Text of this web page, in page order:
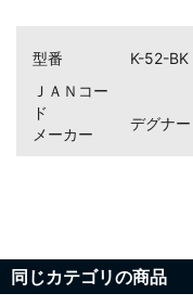
型番
K-52-BK
ＪＡＮコー
ド
メーカー
デグナー
同じカテゴリの商品